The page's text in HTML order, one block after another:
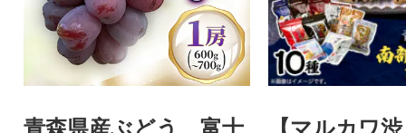
青森県産ぶどう 富士
【マルカワ